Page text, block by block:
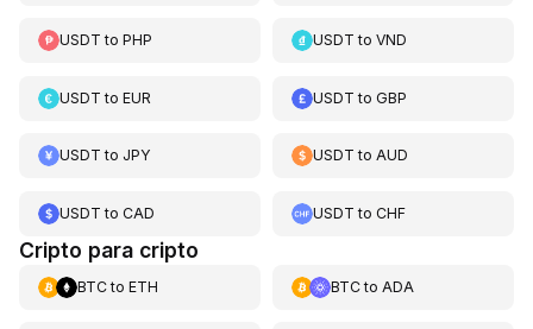
USDT to PHP USDT toVND
USDT to EUR USDT toGBP
USDT to JPY USDT toAUD
USDT to CAD USDT toCHF
Cripto para cripto
BTCto ETH BTCto ADA